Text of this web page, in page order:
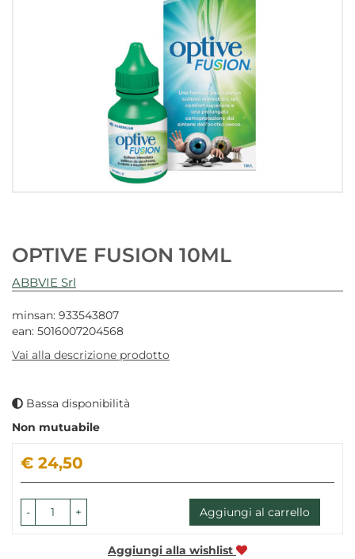
OPTIVE FUSION 10ML
ABBVIE Srl
minsan: 933543807
ean: 5016007204568
Vai alla descrizione prodotto
Bassa disponibilità
Non mutuabile
Prezzo
€ 24,50
- + Aggiungi al carrello
Aggiungi alla wishlist